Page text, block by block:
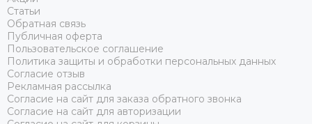
Статьи
Обратная связь
Публичная оферта
Пользовательское соглашение
Политика защиты и обработки персональных данных
Согласие отзыв
Рекламная рассылка
Согласие на сайт для заказа обратного звонка
Согласие на сайт для авторизации